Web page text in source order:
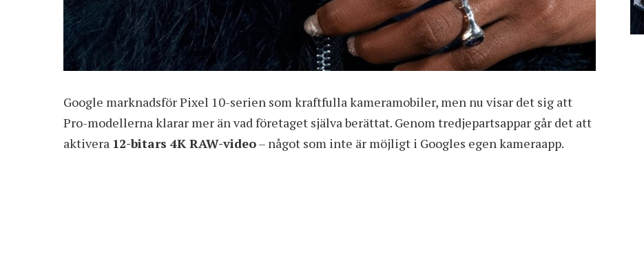
Google marknadsför Pixel 10-serien som kraftfulla kameramobiler, men nu visar det sig att
Pro-modellerna klarar mer än vad företaget själva berättat. Genom tredjepartsappar går det att
aktivera 12-bitars 4K RAW-video– något som inte är möjligt i Googles egen kameraapp.